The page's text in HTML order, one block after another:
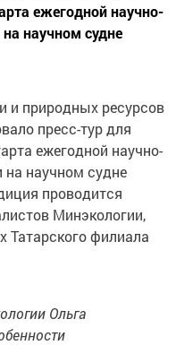
ежегодной научно-
научном судне
и природных ресурсов
пресс-тур для
ежегодной научно-
на научном судне
проводится
Минэкологии,
Татарского филиала
Ольга